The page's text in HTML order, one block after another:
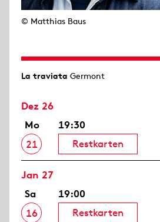
© Matthias Baus
La traviata Germont
Dez 26
Mo
21
19:30
Restkarten
Jan 27
Sa
16
19:00
Restkarten